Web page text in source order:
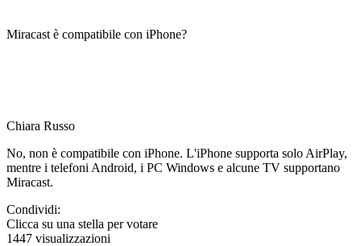
Miracast è compatibile con iPhone?
Chiara Russo
No, non è compatibile con iPhone. L'iPhone supporta solo AirPlay,
mentre i telefoni Android, i PC Windows e alcune TV supportano
Miracast.
Condividi:
Clicca su una stella per votare
1447 visualizzazioni